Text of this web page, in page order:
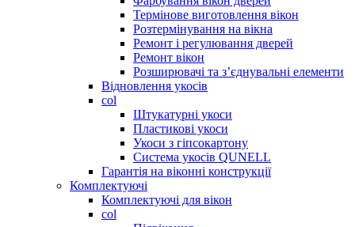
Термінове виготовлення вікон
Розтермінування на вікна
Ремонт і регулювання дверей
Ремонт вікон
Розширювачі та з’єднувальні елементи
Відновлення укосів
col
Штукатурні укоси
Пластикові укоси
Укоси з гіпсокартону
Система укосів QUNELL
Гарантія на віконні конструкції
Комплектуючі
Комплектуючі для вікон
col